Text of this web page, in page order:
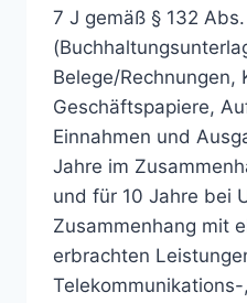
7 J gemäß § 132 Abs.
Belege/Rechnungen,
Geschäftspapiere,
Einnahmen und
Jahre im
und für 10 Jahre bei
Zusammenhang mit
erbrachten